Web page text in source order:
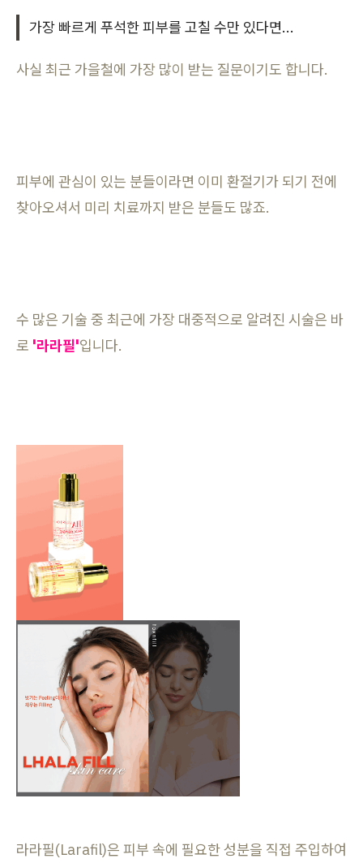
가장 빠르게 푸석한 피부를 고칠 수만 있다면...
사실 최근 가을철에 가장 많이 받는 질문이기도 합니다.
피부에 관심이 있는 분들이라면 이미 환절기가 되기 전에
찾아오셔서 미리 치료까지 받은 분들도 많죠.
수 많은 기술 중 최근에 가장 대중적으로 알려진 시술은 바
로 '라라필'입니다.
라라필(Larafil)은 피부 속에 필요한 성분을 직접 주입하여